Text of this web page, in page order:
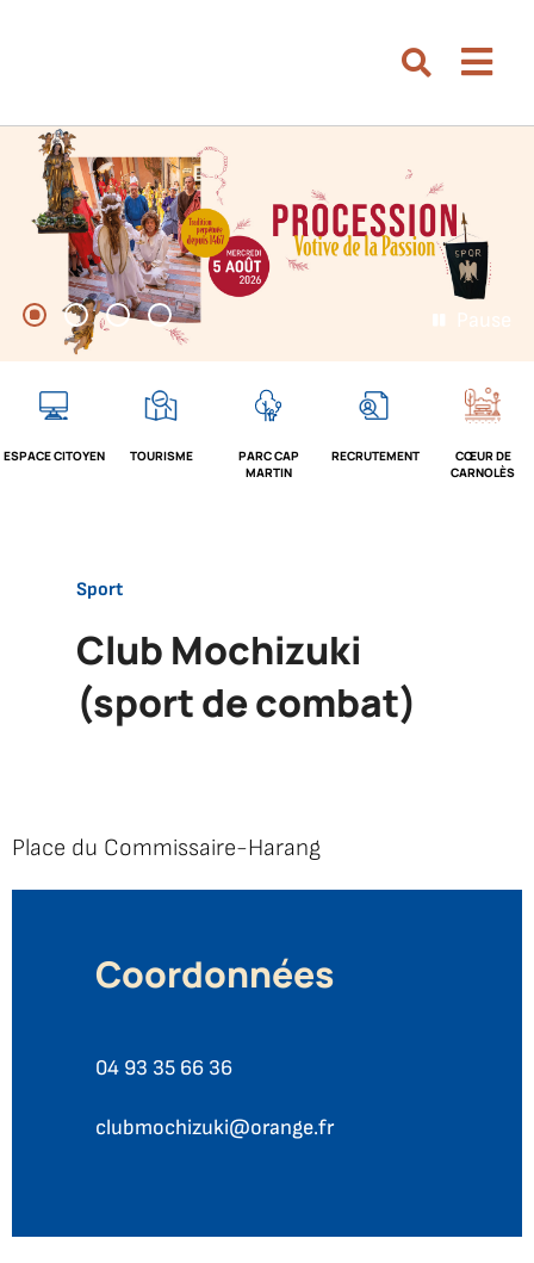
Rechercher
1 2 3 4 Pause
ESPACE CITOYEN TOURISME
PARC CAP
MARTIN
RECRUTEMENT
CŒUR DE
CARNOLÈS
Accueil
Mochizuki
(sport de
combat)
Club Mochizuki
(sport de combat)
Sport
Place du Commissaire-Harang
Coordonnées
Téléphone :
04 93 35 66 36
Courriel :
clubmochizuki@orange.fr